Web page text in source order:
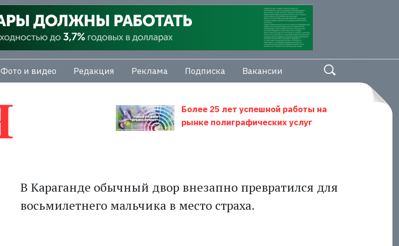
Фото и видео Редакция Реклама Подписка Вакансии
Более 25 лет успешной работы на
рынке полиграфических услуг
В Караганде обычный двор внезапно превратился для
восьмилетнего мальчика в место страха.